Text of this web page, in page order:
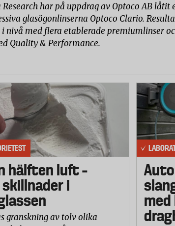
Research har på uppdrag av Optoco AB
glasögonlinserna Optoco Clario.
i nivå med flera etablerade premiumlinser
Quality & Performance.
hälften luft –
i
granskning av tolv olika